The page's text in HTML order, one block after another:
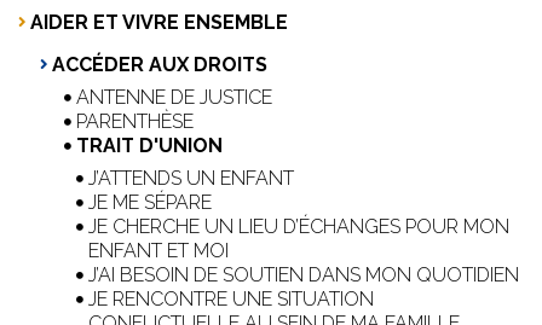
AIDER ET VIVRE ENSEMBLE
ACCÉDER AUX DROITS
ANTENNE DE JUSTICE
PARENTHÈSE
TRAIT D'UNION
J’ATTENDS UN ENFANT
JE ME SÉPARE
JE CHERCHE UN LIEU D’ÉCHANGES POUR MON
ENFANT ET MOI
J’AI BESOIN DE SOUTIEN DANS MON QUOTIDIEN
JE RENCONTRE UNE SITUATION